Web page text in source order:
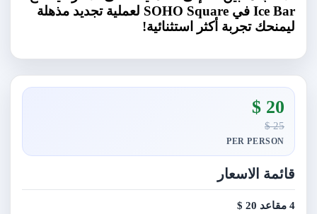
Ice Bar في SOHO Square لعملية تجديد مذهلة
ليمنحك تجربة أكثر استثنائية!
20 $
25 $
PER PERSON
قائمة الاسعار
4 مقاعد
20 $